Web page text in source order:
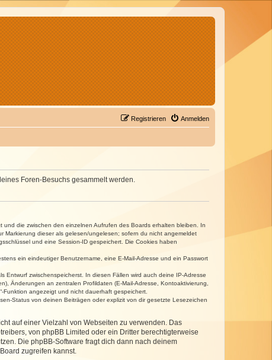
Anmelden
Registrieren
Foren-Besuchs gesammelt werden.
die zwischen den einzelnen Aufrufen des Boards erhalten bleiben. In
dieser als gelesen/ungelesen; sofern du nicht angemeldet
und eine Session-ID gespeichert. Die Cookies haben
ein eindeutiger Benutzername, eine E-Mail-Adresse und ein Passwort
zwischenspeicherst. In diesen Fällen wird auch deine IP-Adresse
Änderungen an zentralen Profildaten (E-Mail-Adresse, Kontoaktivierung,
Funktion angezeigt und nicht dauerhaft gespeichert.
Status von deinen Beiträgen oder explizit von dir gesetzte Lesezeichen
auf einer Vielzahl von Webseiten zu verwenden. Das
von phpBB Limited oder ein Dritter berechtigterweise
Die phpBB-Software fragt dich dann nach deinem
zugreifen kannst.